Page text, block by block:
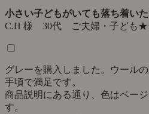
小さい子どもがいても落ち着い
C.H 様 30代 ご夫婦・子ども
グレーを購入しました。ウール
手頃で満足です。
商品説明にある通り、色はベー
す。